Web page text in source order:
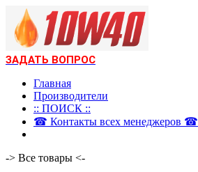
ЗАДАТЬ ВОПРОС
Главная
Производители
:: ПОИСК ::
☎ Контакты всех менеджеров ☎
-> Все товары <-